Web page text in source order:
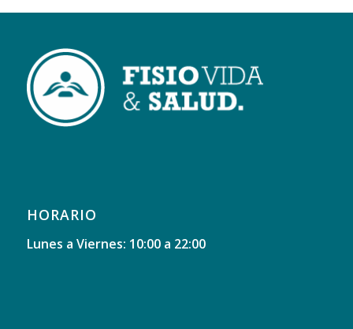
HORARIO
Lunes a Viernes: 10:00 a 22:00